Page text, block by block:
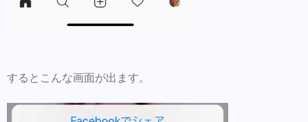
するとこんな画面が出ます。